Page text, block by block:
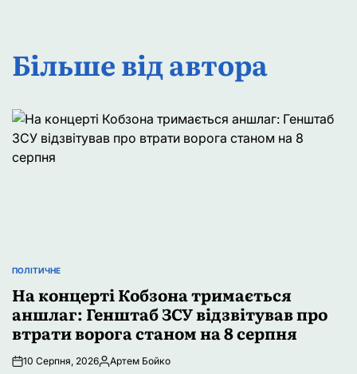
Більше від автора
ОПУБЛІКУВАТИ
ПОЛІТИЧНЕ
На концерті Кобзона тримається
аншлаг: Генштаб ЗСУ відзвітував про
втрати ворога станом на 8 серпня
10 Серпня, 2026Опубліковано
Артем Бойко